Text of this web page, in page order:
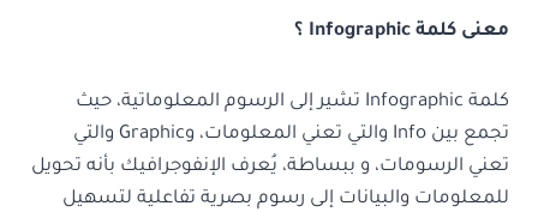
معنى كلمة Infographic ؟
كلمة Infographic تشير إلى الرسوم المعلوماتية، حيث
تجمع بين Info والتي تعني المعلومات، وGraphic والتي
تعني الرسومات، و ببساطة، يُعرف الإنفوجرافيك بأنه تحويل
للمعلومات والبيانات إلى رسوم بصرية تفاعلية لتسهيل